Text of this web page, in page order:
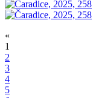
«
1
2
3
4
5